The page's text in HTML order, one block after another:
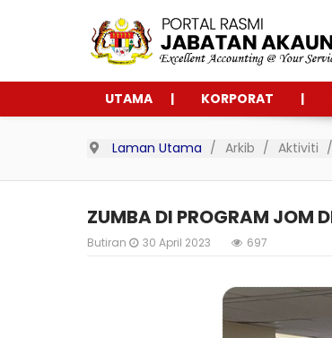
UTAMA KORPORAT
Laman Utama Arkib Aktiviti
ZUMBA DI PROGRAM JOM
Butiran 30 April 2023 697